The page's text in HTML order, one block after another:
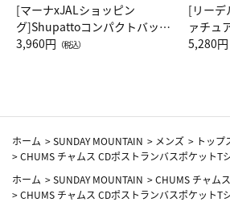
[マーナxJALショッピン
グ]Shupattoコンパクトバッグ
Drop JAL客室乗務員（LC）ス
3,960円 （税込）
[リーデ
ァチュ
ト（レ
5,280円
ホーム >SUNDAY MOUNTAIN > メンズ > トップ
>CHUMS チャムス CDポストランバスポケットT
ホーム >SUNDAY MOUNTAIN >CHUMS チャムス
>CHUMS チャムス CDポストランバスポケットT